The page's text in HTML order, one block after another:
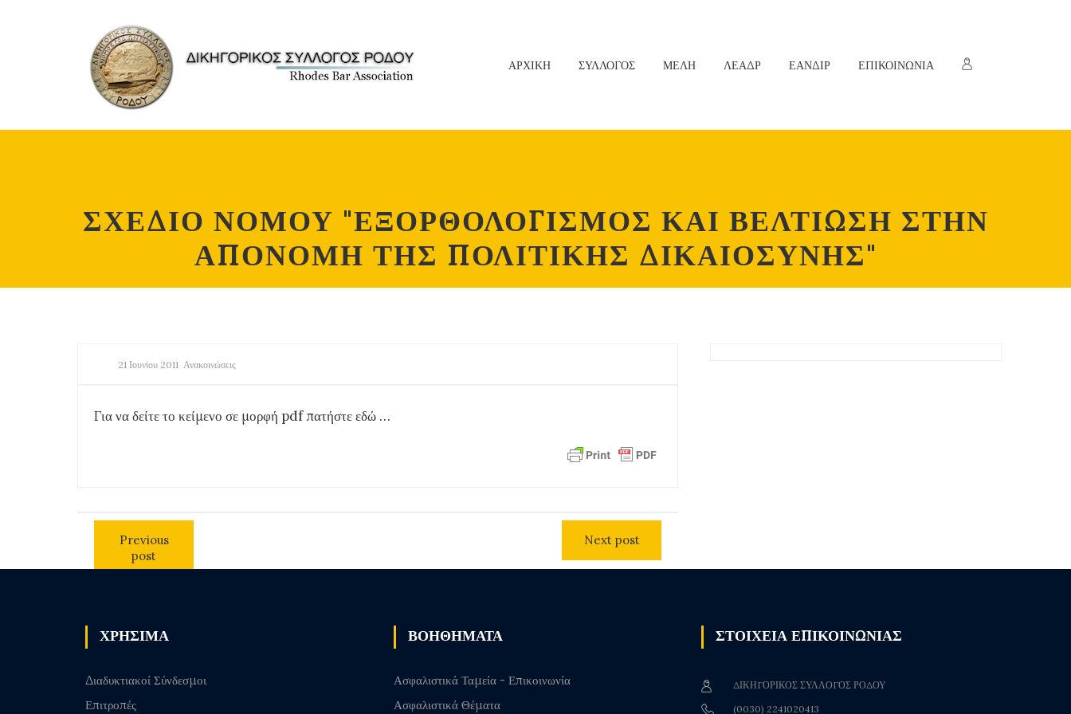
ΑΡΧΙΚΗ ΣΥΛΛΟΓΟΣ ΜΕΛΗ ΛΕΑΔΡ ΕΑΝΔΙΡ ΕΠΙΚΟΙΝΩΝΙΑ
ΣΧΕΔΙΟ ΝΟΜΟΥ "ΕΞΟΡΘΟΛΟΓΙΣΜΟΣ ΚΑΙ ΒΕΛΤΙΩΣΗ ΣΤΗΝ
ΑΠΟΝΟΜΗ ΤΗΣ ΠΟΛΙΤΙΚΗΣ ΔΙΚΑΙΟΣΥΝΗΣ"
21 Ιουνίου 2011 Ανακοινώσεις
Για να δείτε το κείμενο σε μορφή pdf πατήστε εδώ …
Previous
post
Next post
ΧΡΗΣΙΜΑ
Διαδυκτιακοί Σύνδεσμοι
Επιτροπές
ΒΟΗΘΗΜΑΤΑ
Ασφαλιστικά Ταμεία - Επικοινωνία
Ασφαλιστικά Θέματα
ΣΤΟΙΧΕΙΑ ΕΠΙΚΟΙΝΩΝΙΑΣ
ΔΙΚΗΓΟΡΙΚΟΣ ΣΥΛΛΟΓΟΣ ΡΟΔΟΥ
(0030) 2241020413